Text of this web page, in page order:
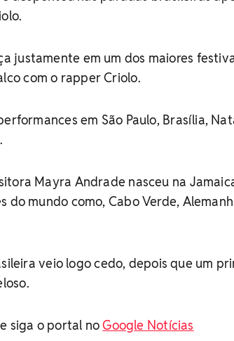
justamente em um dos maiores
com o rapper Criolo.
em São Paulo, Brasília,
Mayra Andrade nasceu na
do mundo como, Cabo Verde,
veio logo cedo, depois que um
e siga o portal noGoogle Notícias